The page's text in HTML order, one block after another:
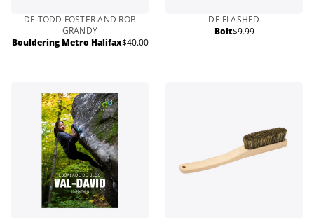
DE TODD FOSTER AND ROB
GRANDY
Bouldering Metro HalifaxPrix
$40.00
DE FLASHED
BoltPrix
$9.99